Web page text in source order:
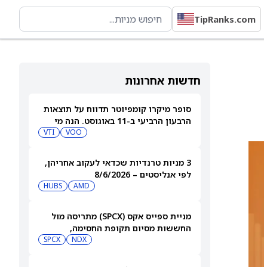
TipRanks.com
חדשות אחרונות
סופר מיקרו קומפיוטר תדווח על תוצאות
הרבעון הרביעי ב-11 באוגוסט. הנה מי
VOO
VTI
3 מניות טרנדיות שכדאי לעקוב אחריהן,
לפי אנליסטים – 8/6/2026
AMD
HUBS
מניית ספייס אקס (SPCX) מתריסה מול
החששות מסיום תקופת החסימה,
NDX
SPCX